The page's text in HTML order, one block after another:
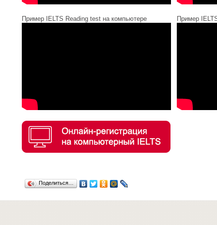
Пример IELTS Reading test на компьютере Пример
Поделиться…